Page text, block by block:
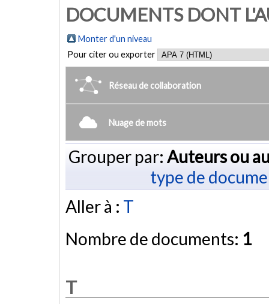
DOCUMENTS DONT
Monter d'un niveau
Pour citer ou exporter
Réseau de collaboration
Nuage de mots
Grouper par: Auteurs ou
type de
Aller à : T
Nombre de documents: 1
T